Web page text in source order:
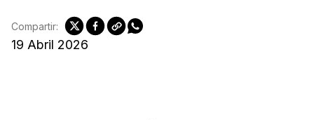
19 Abril 2026
Compartir: